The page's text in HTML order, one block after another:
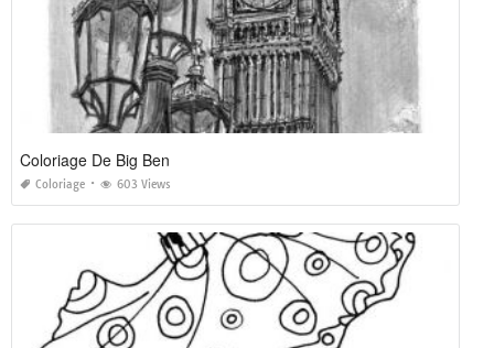
Coloriage De Big Ben
Coloriage 603 Views